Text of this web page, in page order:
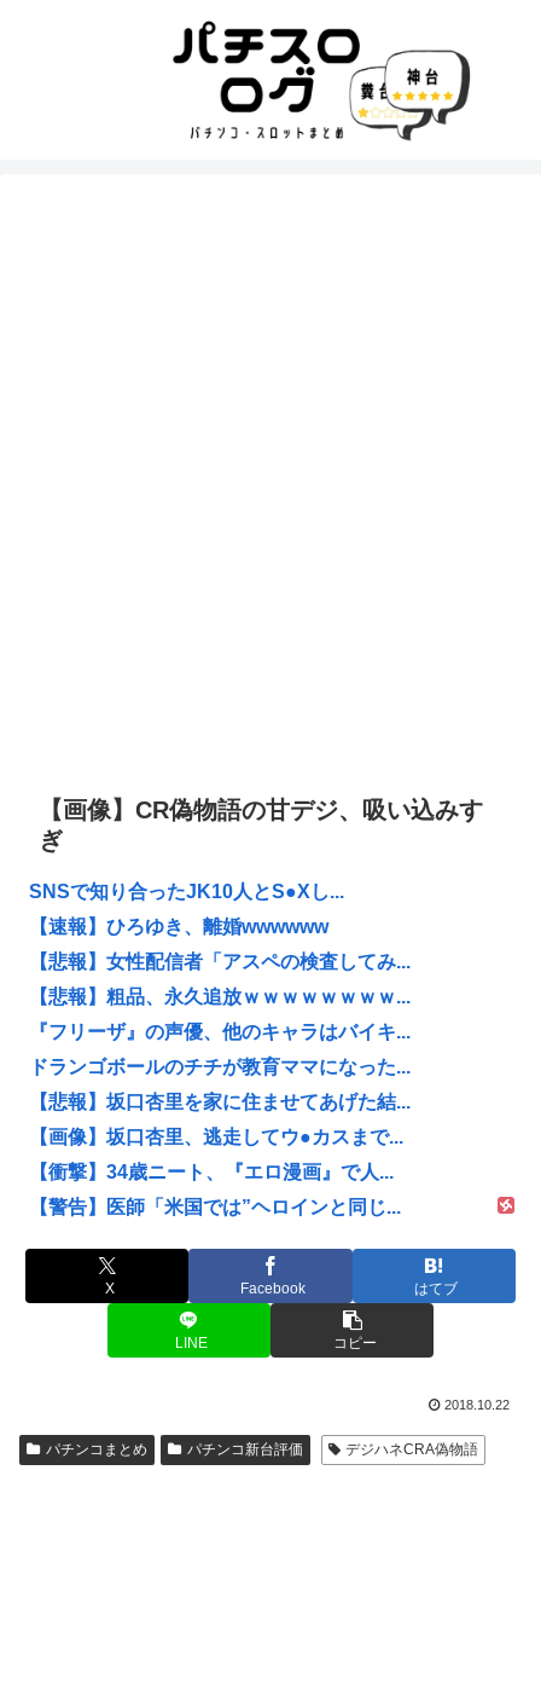
【画像】CR偽物語の甘デジ、吸い込みす
ぎ
SNSで知り合ったJK10人とS●Xし...
【速報】ひろゆき、離婚wwwwww
【悲報】女性配信者「アスペの検査してみ...
【悲報】粗品、永久追放ｗｗｗｗｗｗｗｗ...
『フリーザ』の声優、他のキャラはバイキ...
ドランゴボールのチチが教育ママになった...
【悲報】坂口杏里を家に住ませてあげた結...
【画像】坂口杏里、逃走してウ●カスまで...
【衝撃】34歳ニート、『エロ漫画』で人...
【警告】医師「米国では”ヘロインと同じ...
X Facebook はてブ
LINE コピー
2018.10.22
パチンコまとめ パチンコ新台評価 デジハネCRA偽物語